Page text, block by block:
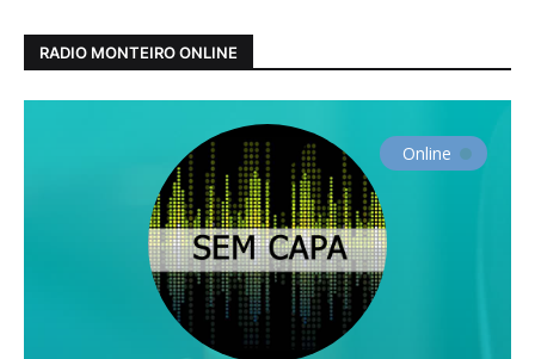
RADIO MONTEIRO ONLINE